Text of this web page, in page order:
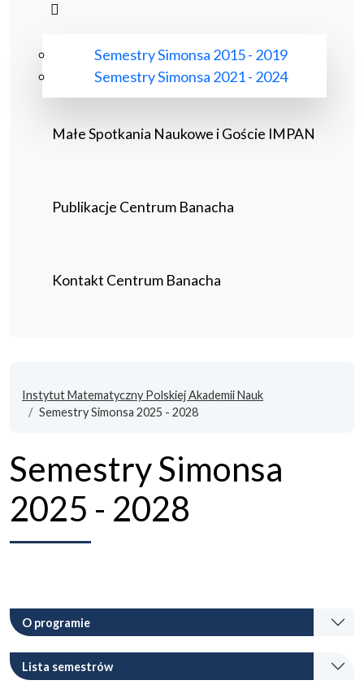
Semestry Simonsa 2015 - 2019
Semestry Simonsa 2021 - 2024
Małe Spotkania Naukowe i Goście IMPAN
Publikacje Centrum Banacha
Kontakt Centrum Banacha
Instytut Matematyczny Polskiej Akademii Nauk
Semestry Simonsa 2025 - 2028
Semestry Simonsa
2025 - 2028
O programie
Lista semestrów